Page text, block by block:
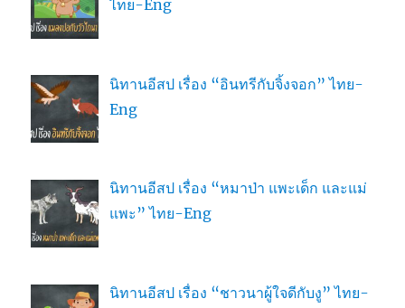
ไทย-Eng
นิทานอีสป เรื่อง “อินทรีกับจิ้งจอก” ไทย-
Eng
นิทานอีสป เรื่อง “หมาป่า แพะเด็ก และแม่
แพะ” ไทย-Eng
นิทานอีสป เรื่อง “ชาวนาผู้ใจดีกับงู” ไทย-